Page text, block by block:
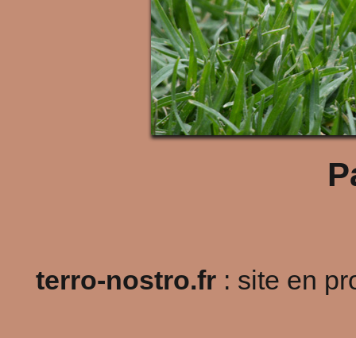
terro-nostro.fr : site en